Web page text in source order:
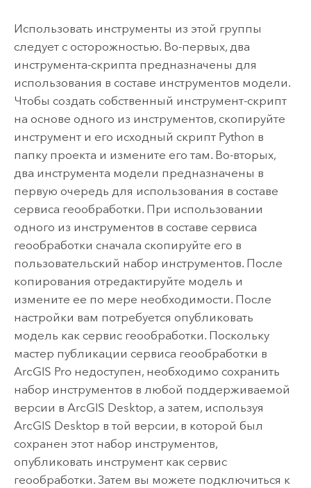
Использовать инструменты из этой группы
следует с осторожностью. Во-первых, два
инструмента-скрипта предназначены для
использования в составе инструментов модели.
Чтобы создать собственный инструмент-скрипт
на основе одного из инструментов, скопируйте
инструмент и его исходный скрипт Python в
папку проекта и измените его там. Во-вторых,
два инструмента модели предназначены в
первую очередь для использования в составе
сервиса геообработки. При использовании
одного из инструментов в составе сервиса
геообработки сначала скопируйте его в
пользовательский набор инструментов. После
копирования отредактируйте модель и
измените ее по мере необходимости. После
настройки вам потребуется опубликовать
модель как сервис геообработки. Поскольку
мастер публикации сервиса геообработки в
ArcGIS Proнедоступен, необходимо сохранить
набор инструментов в любой поддерживаемой
версии в ArcGIS Desktop, а затем, используя
ArcGIS Desktop в той версии, в которой был
сохранен этот набор инструментов,
опубликовать инструмент как сервис
геообработки. Затем вы можете подключиться к